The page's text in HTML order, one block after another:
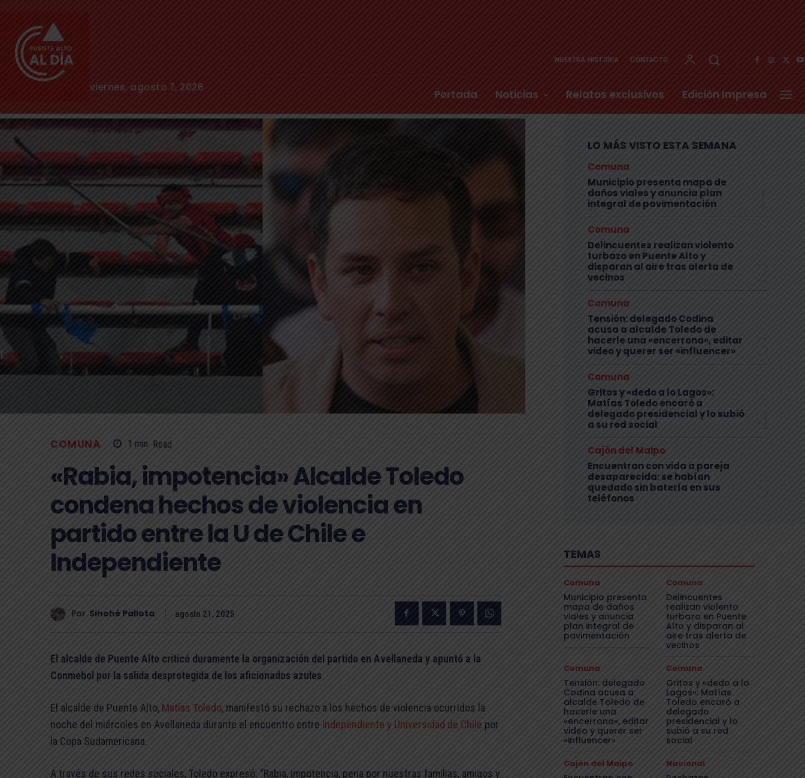
viernes, agosto 7, 2026
NUESTRA HISTORIA CONTACTO
Portada Noticias Relatos exclusivos Edición Impresa
COMUNA 1 min. Read
«Rabia, impotencia» Alcalde Toledo
condena hechos de violencia en
partido entre la U de Chile e
Independiente
Por Sinohé Pallota agosto 21, 2025
El alcalde de Puente Alto criticó duramente la organización del partido en Avellaneda y apuntó a la
Conmebol por la salida desprotegida de los aficionados azules
El alcalde de Puente Alto, Matías Toledo, manifestó su rechazo a los hechos de violencia ocurridos la
noche del miércoles en Avellaneda durante el encuentro entre Independiente y Universidad de Chile por
la Copa Sudamericana.
A través de sus redes sociales, Toledo expresó: “Rabia, impotencia, pena por nuestras familias, amigos y
LO MÁS VISTO ESTA SEMANA
Comuna
Municipio presenta mapa de
daños viales y anuncia plan
integral de pavimentación
Comuna
Delincuentes realizan violento
turbazo en Puente Alto y
disparan al aire tras alerta de
vecinos
Comuna
Tensión: delegado Codina
acusa a alcalde Toledo de
hacerle una «encerrona», editar
video y querer ser «influencer»
Comuna
Gritos y «dedo a lo Lagos»:
Matías Toledo encaró a
delegado presidencial y lo subió
a su red social
Cajón del Maipo
Encuentran con vida a pareja
desaparecida: se habían
quedado sin batería en sus
teléfonos
TEMAS
Comuna
Municipio presenta
mapa de daños
viales y anuncia
plan integral de
pavimentación
Comuna
Delincuentes
realizan violento
turbazo en Puente
Alto y disparan al
aire tras alerta de
vecinos
Comuna
Tensión: delegado
Codina acusa a
alcalde Toledo de
hacerle una
«encerrona», editar
video y querer ser
«influencer»
Comuna
Gritos y «dedo a lo
Lagos»: Matías
Toledo encaró a
delegado
presidencial y lo
subió a su red
social
Cajón del Maipo Nacional